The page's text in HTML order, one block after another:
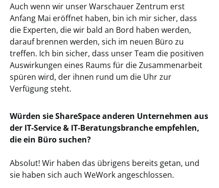
Auch wenn wir unser Warschauer Zentrum erst
Anfang Mai eröffnet haben, bin ich mir sicher, dass
die Experten, die wir bald an Bord haben werden,
darauf brennen werden, sich im neuen Büro zu
treffen. Ich bin sicher, dass unser Team die positiven
Auswirkungen eines Raums für die Zusammenarbeit
spüren wird, der ihnen rund um die Uhr zur
Verfügung steht.
Würden sie ShareSpace anderen Unternehmen aus
der IT-Service & IT-Beratungsbranche empfehlen,
die ein Büro suchen?
Absolut! Wir haben das übrigens bereits getan, und
sie haben sich auch WeWork angeschlossen.